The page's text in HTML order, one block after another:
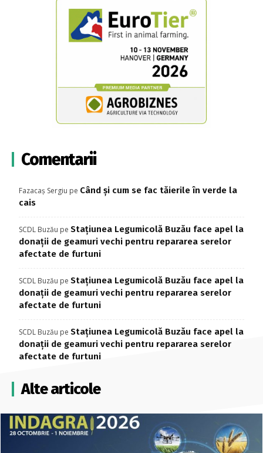
Comentarii
Fazacaș Sergiu pe Când și cum se fac tăierile în verde la
cais
SCDL Buzău pe Stațiunea Legumicolă Buzău face apel la
donații de geamuri vechi pentru repararea serelor
afectate de furtuni
SCDL Buzău pe Stațiunea Legumicolă Buzău face apel la
donații de geamuri vechi pentru repararea serelor
afectate de furtuni
SCDL Buzău pe Stațiunea Legumicolă Buzău face apel la
donații de geamuri vechi pentru repararea serelor
afectate de furtuni
Alte articole